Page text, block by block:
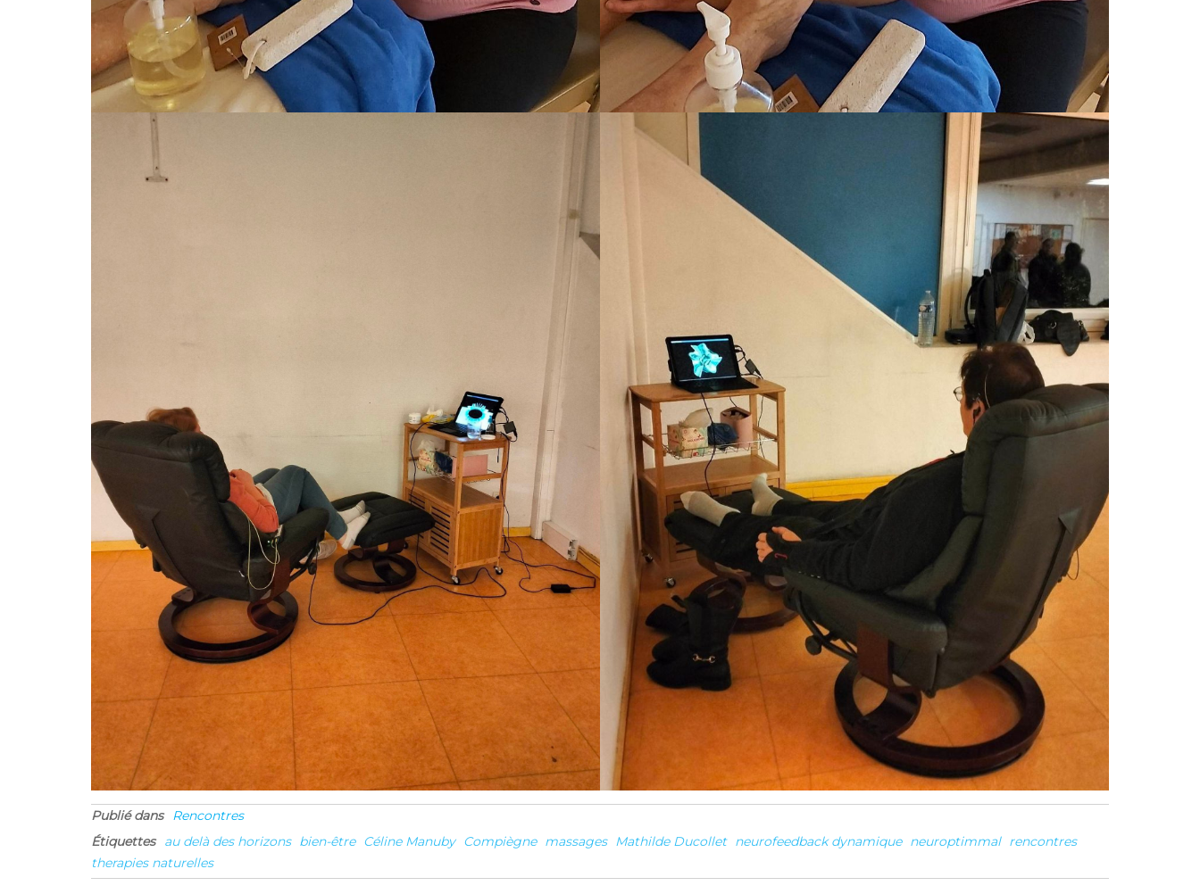
Publié dans
Rencontres
Étiquettes
au delà des horizons bien-être Céline Manuby Compiègne massages Mathilde Ducollet neurofeedback dynamique neuroptimmal rencontres
therapies naturelles